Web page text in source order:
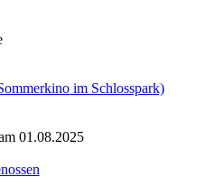
im Schlosspark)
01.08.2025